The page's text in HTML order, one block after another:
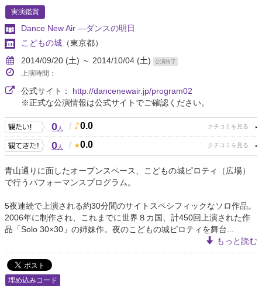
実演鑑賞
Dance New Air ―ダンスの明日
こどもの城 （東京都）
2014/09/20 (土) ～ 2014/10/04 (土)
公演終了
上演時間：
公式サイト： http://dancenewair.jp/program02
※正式な公演情報は公式サイトでご確認ください。
0人 / 0.0
0人 / 0.0
青山通りに面したオープンスペース、こどもの城ピロティ（広場）
で行うパフォーマンスプログラム。
5夜連続で上演される約30分間のサイトスペシフィックなソロ作品。
2006年に制作され、これまでに世界８カ国、計450回上演された作
品「Solo 30×30」の姉妹作。夜のこどもの城ピロティを舞台...
もっと読む
埋め込みコード